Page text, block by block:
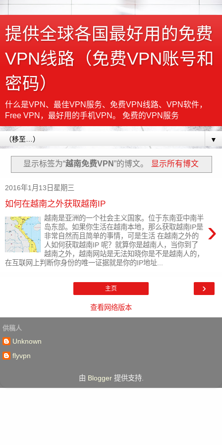
提供全球各国最好用的免费
VPN线路（免费VPN账号和
密码）
什么是VPN、最佳VPN服务、免费VPN线路、VPN软件，
Free VPN，最好用的手机VPN。 免费的VPN服务
▼
显示标签为“越南免费VPN”的博文。 显示所有博文
2016年1月13日星期三
如何在越南之外获取越南IP
›
越南是亚洲的一个社会主义国家。位于东南亚中南半
岛东部。如果你生活在越南本地，那么获取越南IP是
非常自然而且简单的事情，可是生活 在越南之外的
人如何获取越南IP 呢？就算你是越南人，当你到了
越南之外，越南网站是无法知晓你是不是越南人的，
在互联网上判断你身份的唯一证据就是你的IP地址...
›
主页
查看网络版本
供稿人
Unknown
flyvpn
由 Blogger提供支持.